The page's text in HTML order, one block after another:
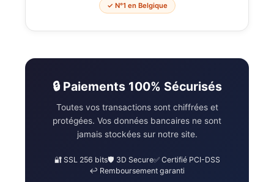
✓ N°1 en Belgique
🔒 Paiements 100% Sécurisés
Toutes vos transactions sont chiffrées et
protégées. Vos données bancaires ne sont
jamais stockées sur notre site.
🔐 SSL 256 bits🛡️ 3D Secure✅ Certifié PCI-DSS
↩️ Remboursement garanti